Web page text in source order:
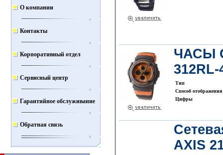
О компании
Контакты
Корпоративный отдел
Сервисный центр
Гарантийное обслуживание
Обратная связь
ЧАСЫ
312RL-
Тип
Способ
Цифры
AXIS